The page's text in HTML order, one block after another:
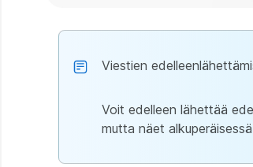
Viestien
Voit edelleen lähettää
mutta näet